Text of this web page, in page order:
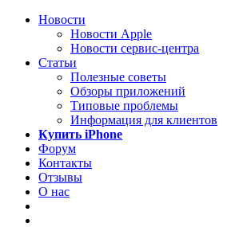
Новости
Новости Apple
Новости сервис-центра
Статьи
Полезные советы
Обзоры приложений
Типовые проблемы
Информация для клиентов
Купить iPhone
Форум
Контакты
Отзывы
О нас